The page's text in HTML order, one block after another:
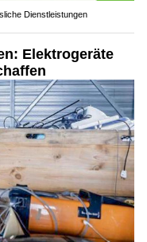
Dienstleistungen
Elektrogeräte